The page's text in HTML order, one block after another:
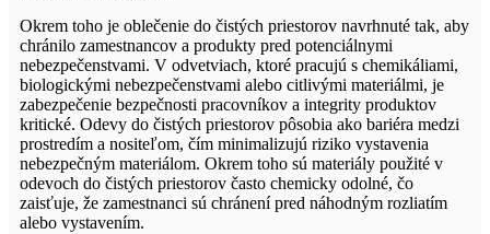
Okrem toho je oblečenie do čistých priestorov navrhnuté tak, aby
chránilo zamestnancov a produkty pred potenciálnymi
nebezpečenstvami. V odvetviach, ktoré pracujú s chemikáliami,
biologickými nebezpečenstvami alebo citlivými materiálmi, je
zabezpečenie bezpečnosti pracovníkov a integrity produktov
kritické. Odevy do čistých priestorov pôsobia ako bariéra medzi
prostredím a nositeľom, čím minimalizujú riziko vystavenia
nebezpečným materiálom. Okrem toho sú materiály použité v
odevoch do čistých priestorov často chemicky odolné, čo
zaisťuje, že zamestnanci sú chránení pred náhodným rozliatím
alebo vystavením.